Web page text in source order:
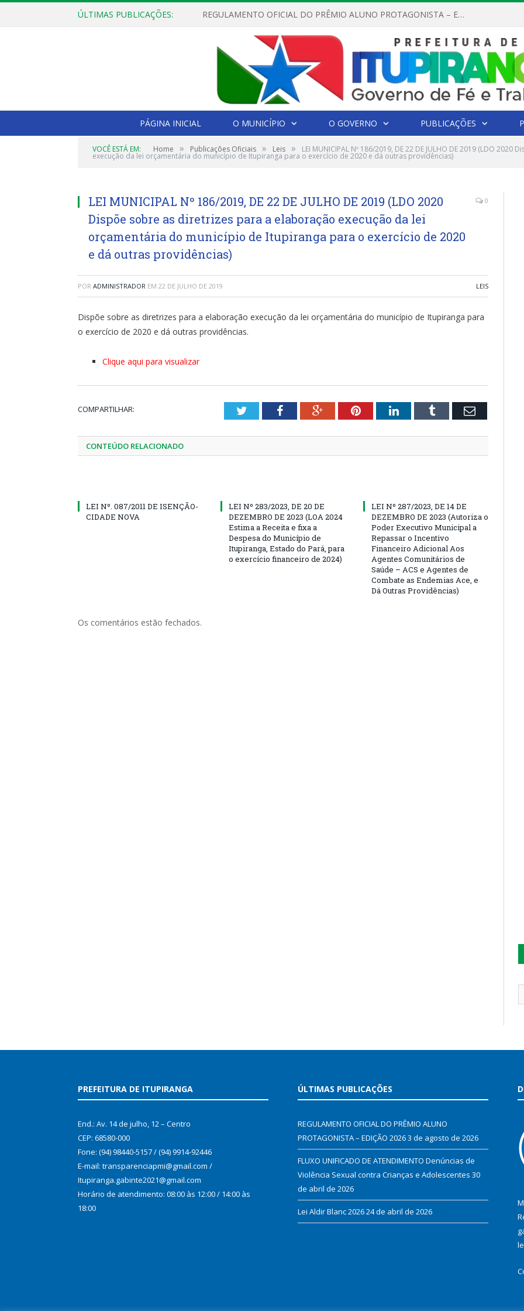
ÚLTIMAS PUBLICAÇÕES: REGULAMENTO OFICIAL DO PRÊMIO ALUNO PROTAGONISTA – EDIÇÃO 2026
PÁGINA INICIAL O MUNICÍPIO O GOVERNO PUBLICAÇÕES
VOCÊ ESTÁ EM: Home » Publicações Oficiais » Leis » LEI MUNICIPAL Nº 186/2019, DE 22 DE JULHO DE 2019 (LDO
execução da lei orçamentária do município de Itupiranga para o exercício de 2020 e dá outras providências)
LEI MUNICIPAL Nº 186/2019, DE 22 DE JULHO DE 2019 (LDO 2020
Dispõe sobre as diretrizes para a elaboração execução da lei
orçamentária do município de Itupiranga para o exercício de 2020
e dá outras providências)
0
POR ADMINISTRADOR EM 22 DE JULHO DE 2019 LEIS
Dispõe sobre as diretrizes para a elaboração execução da lei orçamentária do município de Itupiranga para
o exercício de 2020 e dá outras providências.
Clique aqui para visualizar
COMPARTILHAR: TwitterFacebookGoogle+PinterestLinkedInTumblr Email
CONTEÚDO RELACIONADO
LEI Nº. 087/2011 DE ISENÇÃO-
CIDADE NOVA
LEI Nº 283/2023, DE 20 DE
DEZEMBRO DE 2023 (LOA 2024
Estima a Receita e fixa a
Despesa do Município de
Itupiranga, Estado do Pará, para
o exercício financeiro de 2024)
LEI Nº 287/2023, DE 14 DE
DEZEMBRO DE 2023 (Autoriza o
Poder Executivo Municipal a
Repassar o Incentivo
Financeiro Adicional Aos
Agentes Comunitários de
Saúde – ACS e Agentes de
Combate as Endemias Ace, e
Dá Outras Providências)
Os comentários estão fechados.
PREFEITURA DE ITUPIRANGA
End.: Av. 14 de julho, 12 – Centro
CEP: 68580-000
Fone: (94) 98440-5157 / (94) 9914-92446
E-mail: transparenciapmi@gmail.com /
Itupiranga.gabinte2021@gmail.com
Horário de atendimento: 08:00 às 12:00 / 14:00 às
18:00
ÚLTIMAS PUBLICAÇÕES
REGULAMENTO OFICIAL DO PRÊMIO ALUNO
PROTAGONISTA – EDIÇÃO 20263 de agosto de 2026
FLUXO UNIFICADO DE ATENDIMENTO Denúncias de
Violência Sexual contra Crianças e Adolescentes 30
de abril de 2026
Lei Aldir Blanc 202624 de abril de 2026